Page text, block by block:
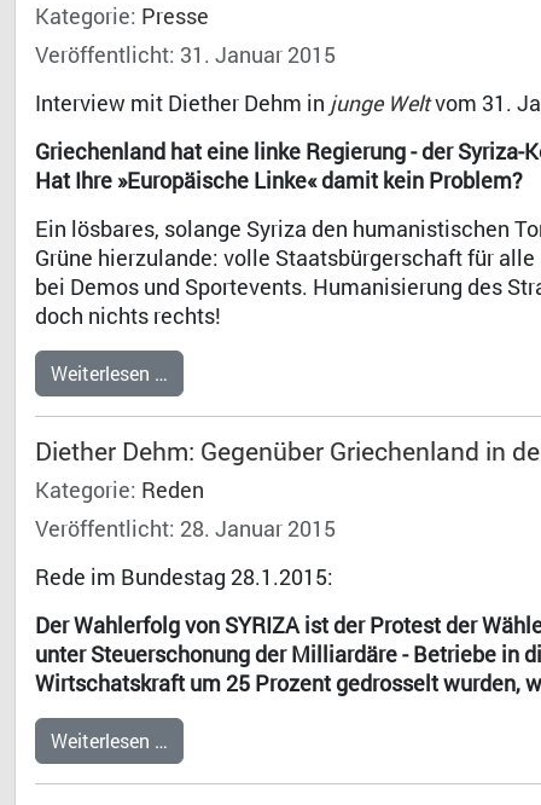
Kategorie: Presse
Veröffentlicht: 31. Januar 2015
Interview mit Diether Dehm in junge Weltvom 31.
Griechenland hat eine linke Regierung - der
Hat Ihre »Europäische Linke« damit kein Problem?
Ein lösbares, solange Syriza den humanistischen
Grüne hierzulande: volle Staatsbürgerschaft für
bei Demos und Sportevents. Humanisierung des
doch nichts rechts!
Weiterlesen …
Diether Dehm: Gegenüber Griechenland in
Kategorie: Reden
Veröffentlicht: 28. Januar 2015
Rede im Bundestag 28.1.2015:
Der Wahlerfolg von SYRIZA ist der Protest der
unter Steuerschonung der Milliardäre - Betriebe in
Wirtschatskraft um 25 Prozent gedrosselt wurden,
Weiterlesen …